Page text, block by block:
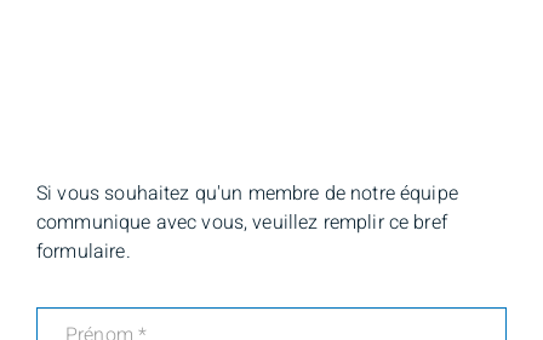
Si vous souhaitez qu'un membre de notre équipe
communique avec vous, veuillez remplir ce bref
formulaire.